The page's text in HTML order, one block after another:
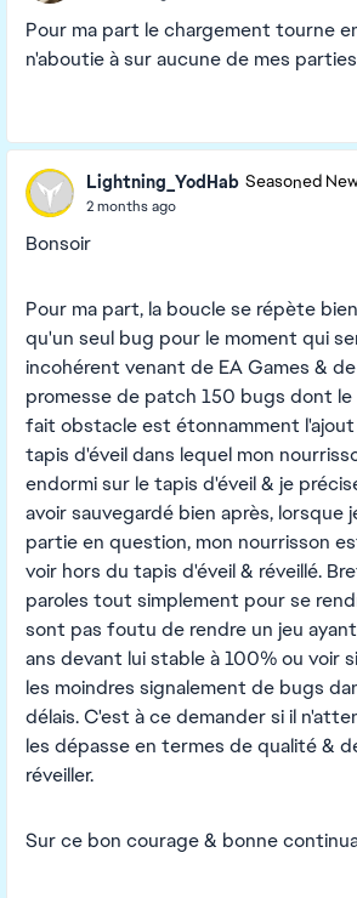
Pour ma part le chargement tourne
n'aboutie à sur aucune de mes
Lightning_YodHab Seasoned
2 months ago
Bonsoir
Pour ma part, la boucle se répète
qu'un seul bug pour le moment qui
incohérent venant de EA Games &
promesse de patch 150 bugs dont le
fait obstacle est étonnamment
tapis d'éveil dans lequel mon
endormi sur le tapis d'éveil & je
avoir sauvegardé bien après, lorsque
partie en question, mon nourrisson
voir hors du tapis d'éveil & réveillé.
paroles tout simplement pour se
sont pas foutu de rendre un jeu
ans devant lui stable à 100% ou voir
les moindres signalement de bugs
délais. C'est à ce demander si il
les dépasse en termes de qualité &
réveiller.
Sur ce bon courage & bonne